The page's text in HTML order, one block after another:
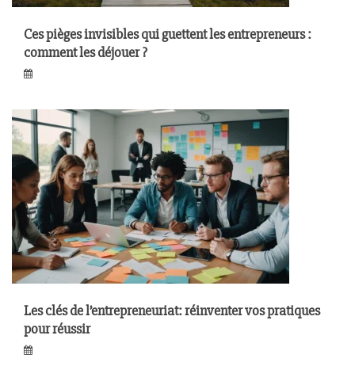
Ces pièges invisibles qui guettent les entrepreneurs :
comment les déjouer ?
Les clés de l’entrepreneuriat: réinventer vos pratiques
pour réussir